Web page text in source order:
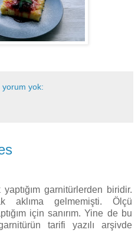
yorum yok:
garnitürlerden biridir.
aklıma gelmemişti. Ölçü
için sanırım. Yine de bu
tarifi yazılı arşivde